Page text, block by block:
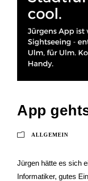
App
ALLGEMEIN
Jürgen hätte es sich
Informatiker, gutes